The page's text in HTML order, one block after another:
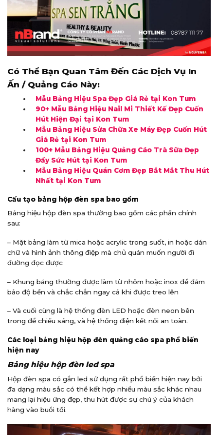
Có Thể Bạn Quan Tâm Đến Các Dịch Vụ In
Ấn / Quảng Cáo Này:
Mẫu Bảng Hiệu Spa Đẹp Giá Rẻ tại Kon Tum
90+ Mẫu Bảng Hiệu Nail Mi Thiết Kế Đẹp Cuốn
Hút Hiện Đại tại Kon Tum
Mẫu Bảng Hiệu Sửa Chữa Xe Máy Đẹp Cuốn Hút
Giá Rẻ tại Kon Tum
100+ Mẫu Bảng Hiệu Quảng Cáo Trà Sữa Đẹp
Đầy Sức Hút tại Kon Tum
Mẫu Bảng Hiệu Quán Cơm Đẹp Bắt Mắt Thu Hút
Nhất tại Kon Tum
Cấu tạo bảng hộp đèn spa bao gồm
Bảng hiệu hộp đèn spa thường bao gồm các phần chính
sau:
– Mặt bảng làm từ mica hoặc acrylic trong suốt, in hoặc dán
chữ và hình ảnh thông điệp mà chủ quán muốn người đi
đường đọc được
– Khung bảng thường được làm từ nhôm hoặc inox để đảm
bảo độ bền và chắc chắn ngay cả khi được treo lên
– Và cuối cùng là hệ thống đèn LED hoặc đèn neon bên
trong để chiếu sáng, và hệ thống điện kết nối an toàn.
Các loại bảng hiệu hộp đèn quảng cáo spa phổ biến
hiện nay
Bảng hiệu hộp đèn led spa
Hộp đèn spa có gắn led sử dụng rất phổ biến hiện nay bởi
đa dạng màu sắc có thể kết hợp nhiều màu sắc khác nhau
mang lại hiệu ứng đẹp, thu hút được sự chú ý của khách
hàng vào buổi tối.